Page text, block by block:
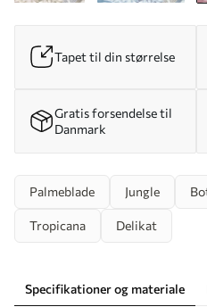
Tapet til din størrelse
Gratis forsendelse til
Danmark
Palmeblade Jungle
Tropicana Delikat
Specifikationer og materiale